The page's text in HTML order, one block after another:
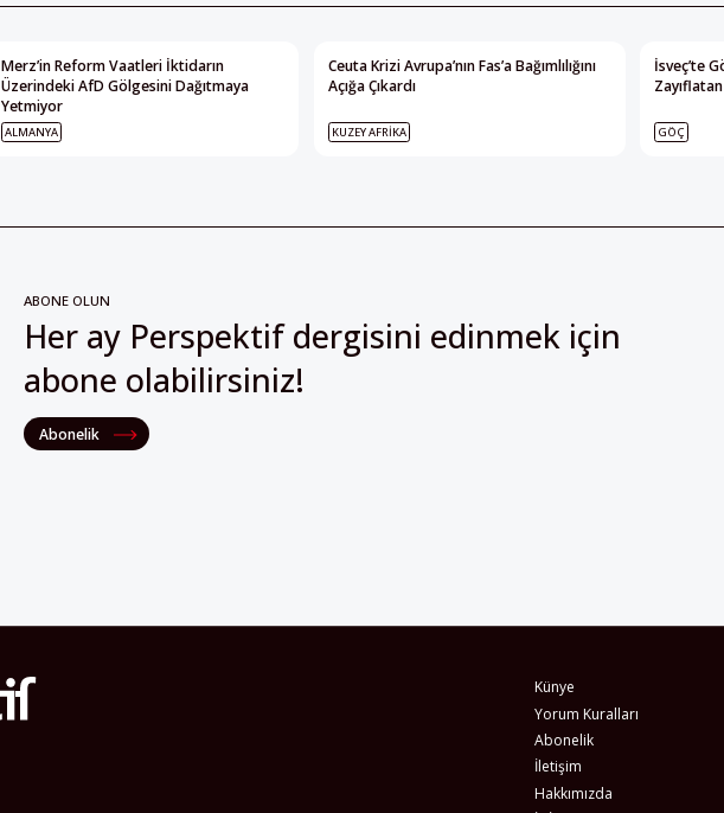
Merz’in Reform Vaatleri İktidarın
Üzerindeki AfD Gölgesini Dağıtmaya
Yetmiyor
ALMANYA
Ceuta Krizi Avrupa’nın Fas’a Bağımlılığını
Açığa Çıkardı
KUZEY AFRIKA
İsveç’te
GÖÇ
ABONE OLUN
Her ay Perspektif dergisini edinmek için
abone olabilirsiniz!
Abonelik
Künye
Yorum Kuralları
Abonelik
İletişim
Hakkımızda